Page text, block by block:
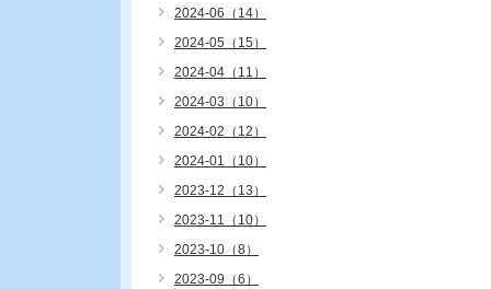
2024-06（14）
2024-05（15）
2024-04（11）
2024-03（10）
2024-02（12）
2024-01（10）
2023-12（13）
2023-11（10）
2023-10（8）
2023-09（6）